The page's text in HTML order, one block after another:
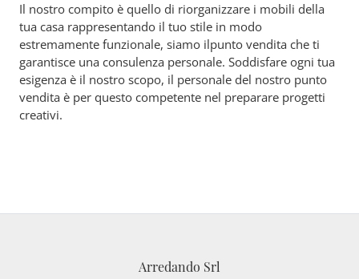
Il nostro compito è quello di riorganizzare i mobili della
tua casa rappresentando il tuo stile in modo
estremamente funzionale, siamo ilpunto vendita che ti
garantisce una consulenza personale. Soddisfare ogni tua
esigenza è il nostro scopo, il personale del nostro punto
vendita è per questo competente nel preparare progetti
creativi.
Arredando Srl